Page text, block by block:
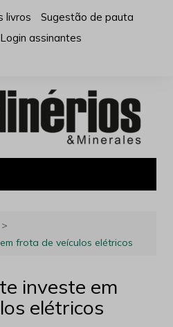
livros
Sugestão de pauta
Login assinantes
frota de veículos elétricos
investe em
elétricos